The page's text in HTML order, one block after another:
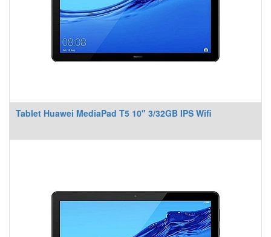
Tablet Huawei MediaPad T5 10" 3/32GB IPS Wifi